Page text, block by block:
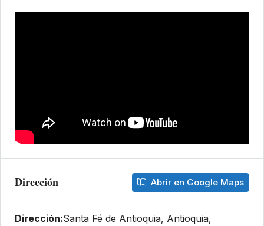
Dirección Abrir en Google Maps
Dirección:Santa Fé de Antioquia, Antioquia,